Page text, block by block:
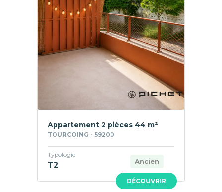
DÉCOUVRIR
Appartement 2 pièces 44 m²
TOURCOING - 59200
Ancien
Typologie
T2